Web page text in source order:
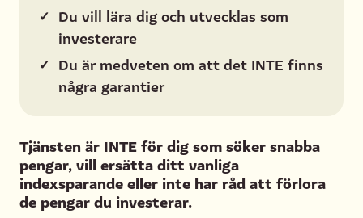
✓ Du vill lära dig och utvecklas som
investerare
✓ Du är medveten om att det INTE finns
några garantier
Tjänsten är INTE för dig som söker snabba
pengar, vill ersätta ditt vanliga
indexsparande eller inte har råd att förlora
de pengar du investerar.